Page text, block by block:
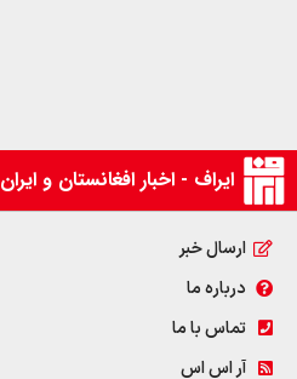
ایراف - اخبار افغانستان و ایران
ارسال خبر
درباره ما
تماس با ما
آر اس اس